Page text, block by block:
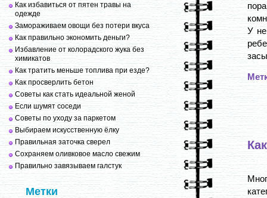
Как избавиться от пятен травы на
одежде
Замораживаем овощи без потери вкуса
Как правильно экономить деньги?
Избавление от колорадского жука без
химикатов
Как тратить меньше топлива при езде?
Как просверлить бетон
Советы как стать идеальной женой
Если шумят соседи
Советы по уходу за паркетом
Выбираем искусственную ёлку
Правильная заточка сверел
Сохраняем оливковое масло свежим
Правильно завязываем галстук
Метки
У